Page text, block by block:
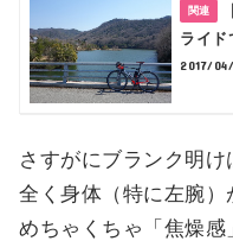
ライド
2017/
さすがにブランク明け
全く身体（特に左腕）
めちゃくちゃ「焦燥